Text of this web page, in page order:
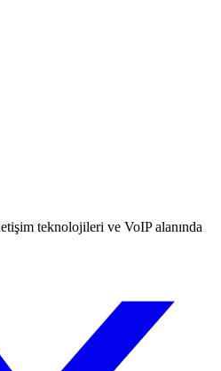
teknolojileri ve VoIP alanında